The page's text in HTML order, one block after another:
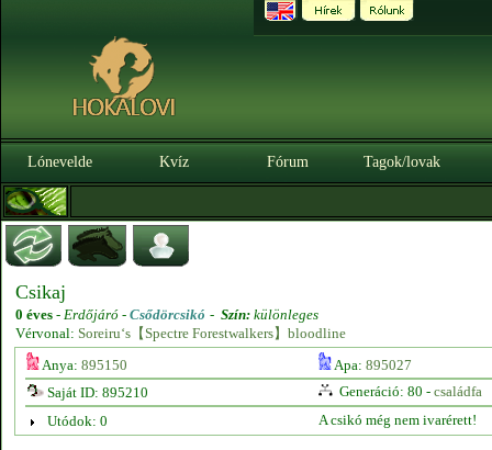
Lónevelde Kvíz Fórum Tagok/lovak
Csikaj
0 éves - Erdőjáró - Csődörcsikó - Szín: különleges
Vérvonal: Soreiru‘s【Spectre Forestwalkers】bloodline
Anya: 895150 Apa: 895027
Saját ID: 895210
Generáció: 80 - családfa
Utódok: 0
A csikó még nem ivarérett!